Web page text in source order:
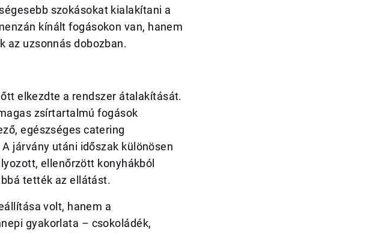
szokásokat kialakítani a
kínált fogásokon van, hanem
az uzsonnás dobozban.
elkezdte a rendszer átalakítását.
zsírtartalmú fogások
egészséges catering
járvány utáni időszak különösen
ellenőrzött konyhákból
tették az ellátást.
volt, hanem a
gyakorlata – csokoládék,